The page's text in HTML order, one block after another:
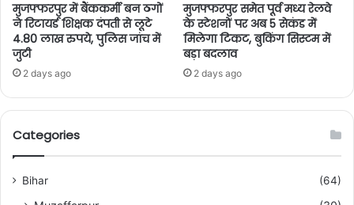
मुजफ्फरपुर में बैंककर्मी बन ठगों
ने रिटायर्ड शिक्षक दंपती से लूटे
4.80 लाख रुपये, पुलिस जांच में
जुटी
2 days ago
मुजफ्फरपुर समेत पूर्व मध्य रेलवे
के स्टेशनों पर अब 5 सेकंड में
मिलेगा टिकट, बुकिंग सिस्टम में
बड़ा बदलाव
2 days ago
Categories
Bihar (64)